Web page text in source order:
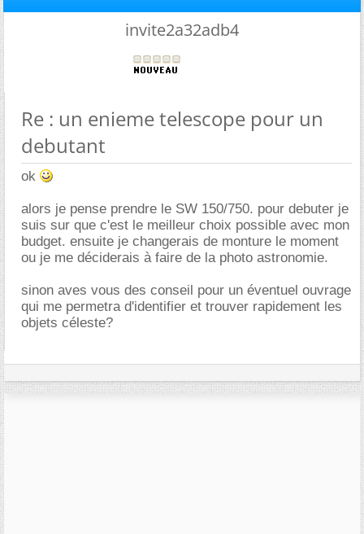
invite2a32adb4
Re : un enieme telescope pour un
debutant
ok
alors je pense prendre le SW 150/750. pour debuter je
suis sur que c'est le meilleur choix possible avec mon
budget. ensuite je changerais de monture le moment
ou je me déciderais à faire de la photo astronomie.
sinon aves vous des conseil pour un éventuel ouvrage
qui me permetra d'identifier et trouver rapidement les
objets céleste?